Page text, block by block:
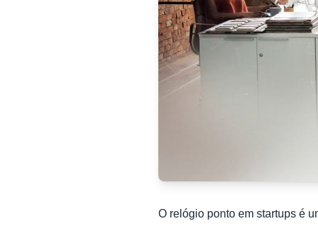
O relógio ponto em startups é